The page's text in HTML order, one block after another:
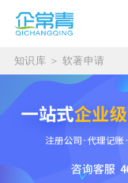
知识库 ＞ 软著申请